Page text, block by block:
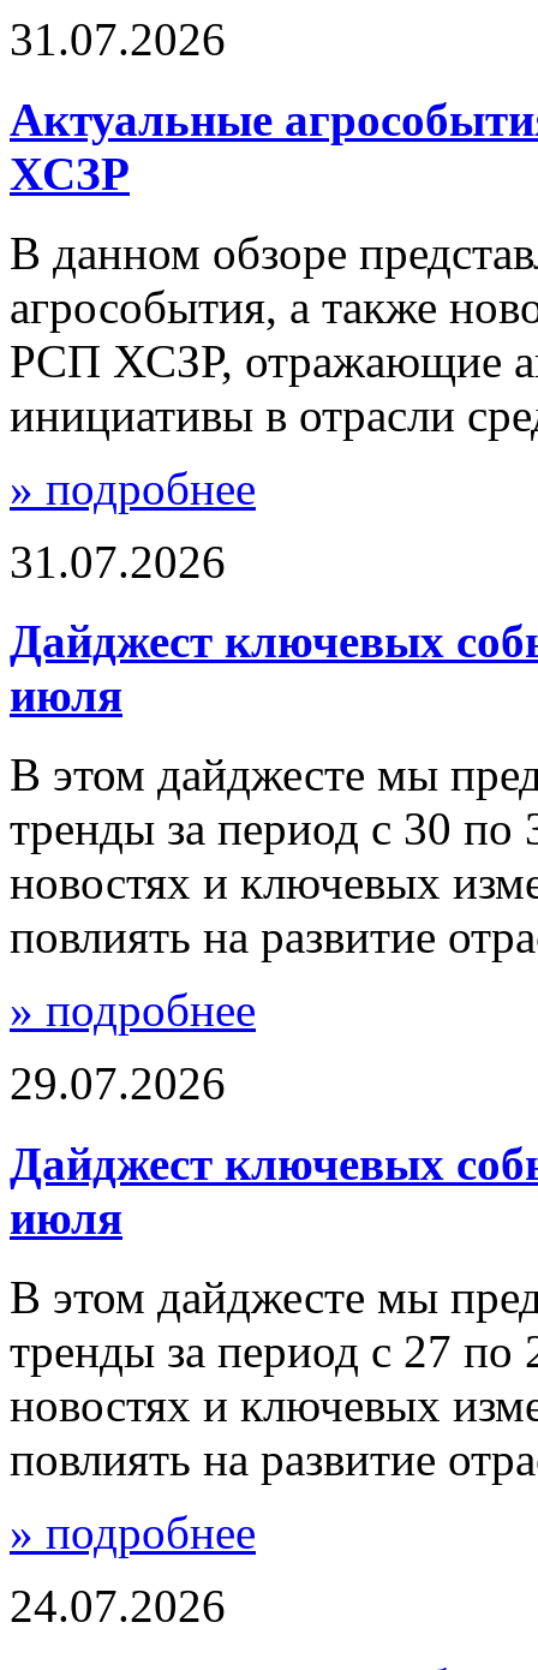
31.07.2026
Актуальные
ХСЗР
В данном обзоре
агрособытия, а также
РСП ХСЗР, отражающие
инициативы в отрасли
» подробнее
31.07.2026
Дайджест ключевых
июля
В этом дайджесте мы
тренды за период с 30
новостях и ключевых
повлиять на развитие
» подробнее
29.07.2026
Дайджест ключевых
июля
В этом дайджесте мы
тренды за период с 27
новостях и ключевых
повлиять на развитие
» подробнее
24.07.2026